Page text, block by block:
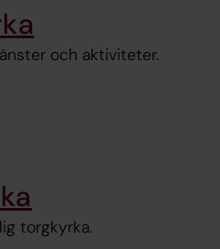
och aktiviteter.
torgkyrka.